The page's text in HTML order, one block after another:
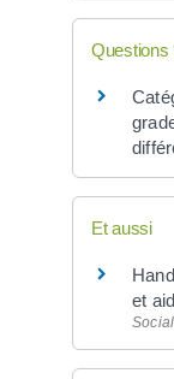
Questions
Et aussi
et